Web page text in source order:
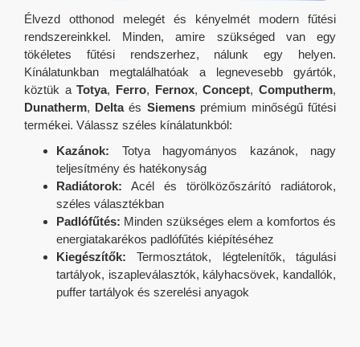
Élvezd otthonod melegét és kényelmét modern fűtési
rendszereinkkel. Minden, amire szükséged van egy
tökéletes fűtési rendszerhez, nálunk egy helyen.
Kínálatunkban megtalálhatóak a legnevesebb gyártók,
köztük aTotya, Ferro, Fernox, Concept, Computherm,
Dunatherm, Deltaés Siemensprémium minőségű fűtési
termékei. Válassz széles kínálatunkból:
Kazánok: Totya hagyományos kazánok, nagy
teljesítmény és hatékonyság
Radiátorok: Acél és törölközőszárító radiátorok,
széles választékban
Padlófűtés: Minden szükséges elem a komfortos és
energiatakarékos padlófűtés kiépítéséhez
Kiegészítők: Termosztátok, légtelenítők, tágulási
tartályok, iszapleválasztók, kályhacsövek, kandallók,
puffer tartályok és szerelési anyagok